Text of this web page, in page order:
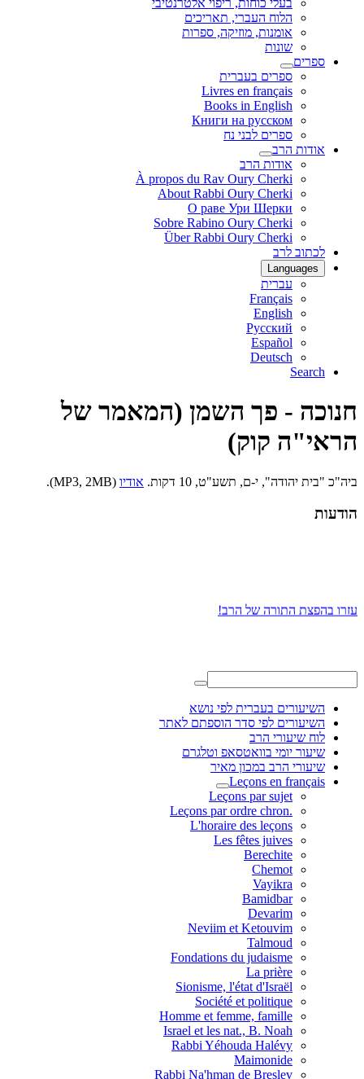
בעלי כוחות, ריפוי אלטרנטיבי
הלוח העברי, תאריכים
אומנות, מוזיקה, ספרות
שונות
ספרים
ספרים בעברית
Livres en français
Books in English
Книги на русском
ספרים לבני נח
אודות הרב
אודות הרב
À propos du Rav Oury Cherki
About Rabbi Oury Cherki
О раве Ури Шерки
Sobre Rabino Oury Cherki
Über Rabbi Oury Cherki
לכתוב לרב
Languages
עברית
Français
English
Русский
Español
Deutsch
Search
חנוכה - פך השמן (המאמר של
הראי"ה קוק)
ביה"כ "בית יהודה", י-ם, תשע"ט, 10 דקות. אודיו (MP3, 2MB).
הודעות
עזרו בהפצת התורה של הרב!
השיעורים בעברית לפי נושא
השיעורים לפי סדר הוספתם לאתר
לוח שיעורי הרב
שיעור יומי בוואטסאפ וטלגרם
שיעורי הרב במכון מאיר
Leçons en français
Leçons par sujet
.Leçons par ordre chron
L'horaire des leçons
Les fêtes juives
Berechite
Chemot
Vayikra
Bamidbar
Devarim
Neviim et Ketouvim
Talmoud
Fondations du judaisme
La prière
Sionisme, l'état d'Israël
Société et politique
Homme et femme, famille
Israel et les nat., B. Noah
Rabbi Yéhouda Halévy
Maimonide
Rabbi Na'hman de Breslev